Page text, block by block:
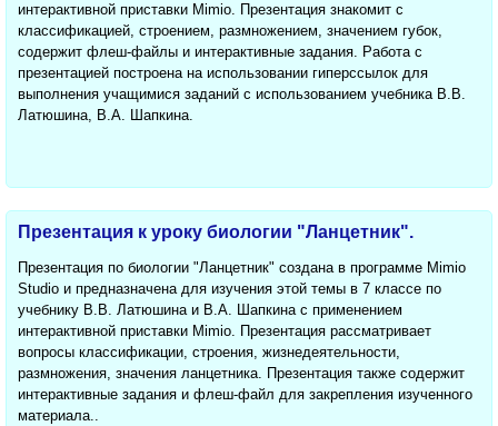
интерактивной приставки Mimio. Презентация знакомит с
классификацией, строением, размножением, значением губок,
содержит флеш-файлы и интерактивные задания. Работа с
презентацией построена на использовании гиперссылок для
выполнения учащимися заданий с использованием учебника В.В.
Латюшина, В.А. Шапкина.
Презентация к уроку биологии "Ланцетник".
Презентация по биологии "Ланцетник" создана в программе Mimio
Studio и предназначена для изучения этой темы в 7 классе по
учебнику В.В. Латюшина и В.А. Шапкина с применением
интерактивной приставки Mimio. Презентация рассматривает
вопросы классификации, строения, жизнедеятельности,
размножения, значения ланцетника. Презентация также содержит
интерактивные задания и флеш-файл для закрепления изученного
материала..